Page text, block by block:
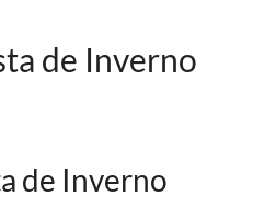
de Inverno
de Inverno